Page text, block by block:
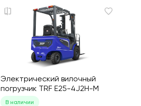
Электрический вилочный
погрузчик TRF E25-4J2H-M
В наличии